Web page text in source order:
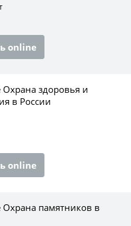
online
Охрана здоровья и
в России
online
Охрана памятников в